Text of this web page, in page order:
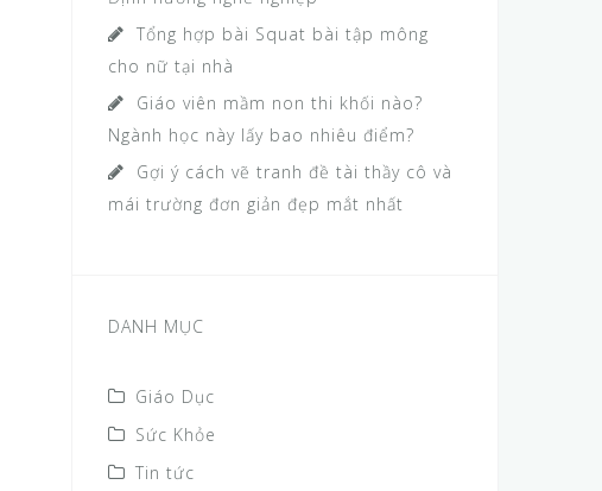
Tổng hợp bài Squat bài tập mông
cho nữ tại nhà
Giáo viên mầm non thi khối nào?
Ngành học này lấy bao nhiêu điểm?
Gợi ý cách vẽ tranh đề tài thầy cô và
mái trường đơn giản đẹp mắt nhất
DANH MỤC
Giáo Dục
Sức Khỏe
Tin tức